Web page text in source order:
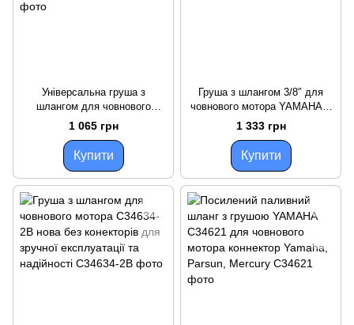
Універсальна груша з
шлангом для човнового
мотора 5/16″ з PVC грушою
C44645 для закачування
пального C14772
1 065 грн
Купити
Груша з шлангом 3/8″ для
човнового мотора YAMAHA 6′
C14772 PVC C44621 - нова з
з'єднанням для Ямаха
1 333 грн
Купити